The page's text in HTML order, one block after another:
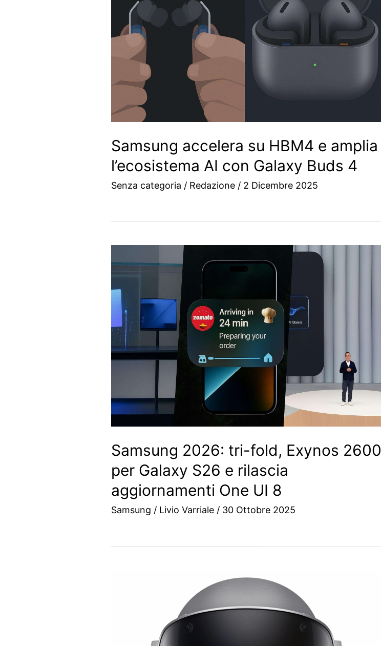
Samsung accelera su HBM4 e amplia
l’ecosistema AI con Galaxy Buds 4
Senza categoria / Redazione / 2 Dicembre 2025
Samsung 2026: tri-fold, Exynos 2600
per Galaxy S26 e rilascia
aggiornamenti One UI 8
Samsung / Livio Varriale / 30 Ottobre 2025